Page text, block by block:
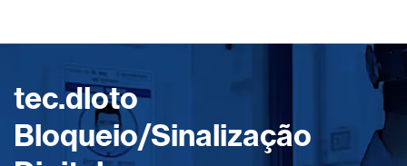
tec.dloto
Bloqueio/Sinalização